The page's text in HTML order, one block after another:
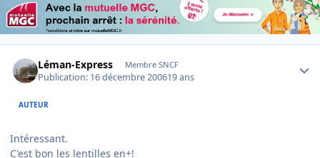
Léman-Express Membre SNCF
Publication: 16 décembre 200619 ans
AUTEUR
Intéressant.
C'est bon les lentilles en+!